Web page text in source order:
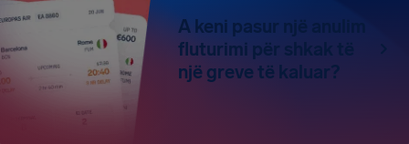
A keni pasur një anulim
fluturimi për shkak të
një greve të kaluar?